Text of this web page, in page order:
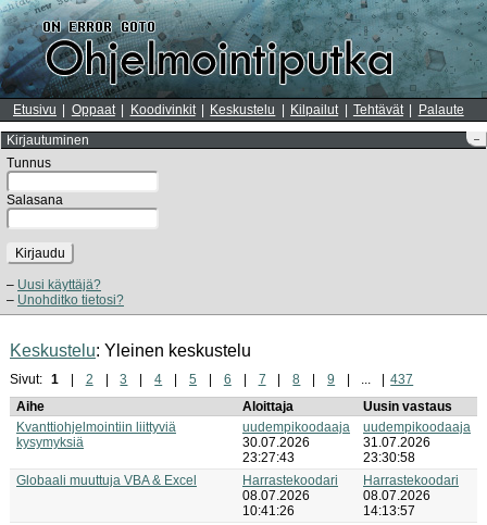
Etusivu Oppaat Koodivinkit Keskustelu Kilpailut Tehtävät Palaute
–
Kirjautuminen
Tunnus
Salasana
Kirjaudu
Uusi käyttäjä?
Unohditko tietosi?
Keskustelu: Yleinen keskustelu
Sivut: 1 2 3 4 5 6 7 8 9 ...
437
Aihe
Aloittaja
Uusin vastaus
Kvanttiohjelmointiin liittyviä
kysymyksiä
uudempikoodaaja
30.07.2026
23:27:43
uudempikoodaaja
31.07.2026
23:30:58
Globaali muuttuja VBA & Excel
Harrastekoodari
08.07.2026
10:41:26
Harrastekoodari
08.07.2026
14:13:57